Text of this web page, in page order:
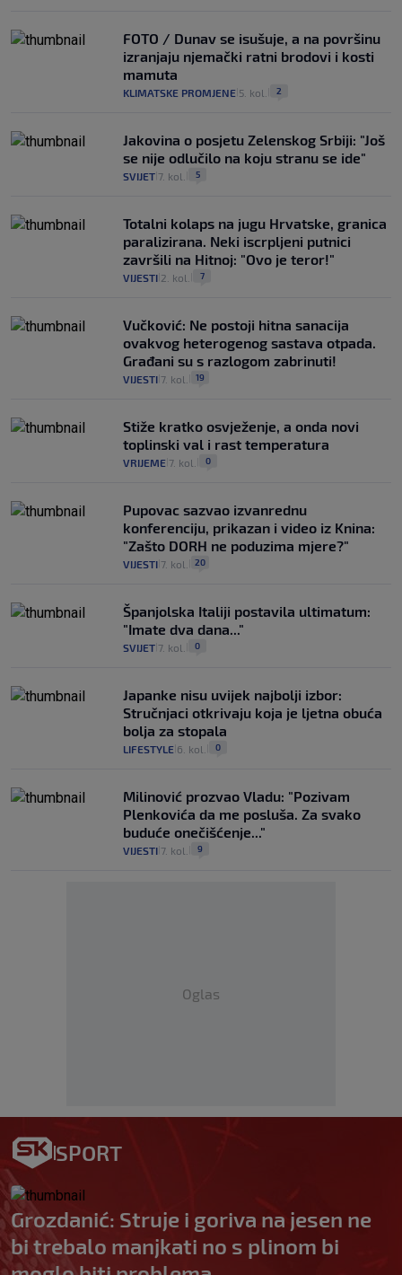
FOTO / Dunav se isušuje, a na površinu
izranjaju njemački ratni brodovi i kosti
mamuta
KLIMATSKE PROMJENE 5. kol. 2
Jakovina o posjetu Zelenskog Srbiji: "Još
se nije odlučilo na koju stranu se ide"
SVIJET 7. kol. 5
Totalni kolaps na jugu Hrvatske, granica
paralizirana. Neki iscrpljeni putnici
završili na Hitnoj: "Ovo je teror!"
VIJESTI 2. kol. 7
Vučković: Ne postoji hitna sanacija
ovakvog heterogenog sastava otpada.
Građani su s razlogom zabrinuti!
VIJESTI 7. kol. 19
Stiže kratko osvježenje, a onda novi
toplinski val i rast temperatura
VRIJEME 7. kol. 0
Pupovac sazvao izvanrednu
konferenciju, prikazan i video iz Knina:
"Zašto DORH ne poduzima mjere?"
VIJESTI 7. kol. 20
Španjolska Italiji postavila ultimatum:
"Imate dva dana..."
SVIJET 7. kol. 0
Japanke nisu uvijek najbolji izbor:
Stručnjaci otkrivaju koja je ljetna obuća
bolja za stopala
LIFESTYLE 6. kol. 0
Milinović prozvao Vladu: "Pozivam
Plenkovića da me posluša. Za svako
buduće onečišćenje..."
VIJESTI 7. kol. 9
Oglas
SPORT
Grozdanić: Struje i goriva na jesen ne
bi trebalo manjkati no s plinom bi